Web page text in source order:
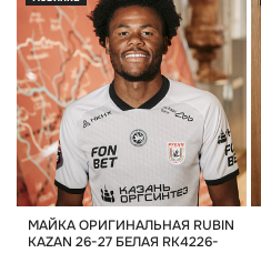
МАЙКА ОРИГИНАЛЬНАЯ RUBIN
KAZAN 26-27 БЕЛАЯ RK4226-